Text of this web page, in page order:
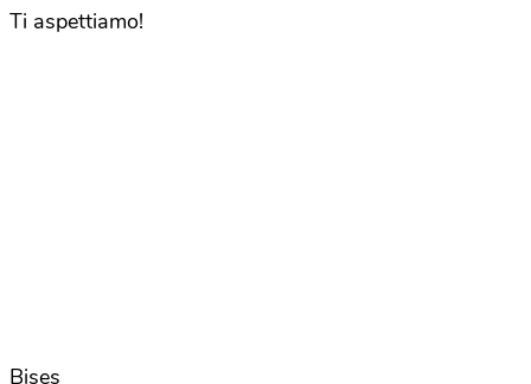
Ti aspettiamo!
Bises